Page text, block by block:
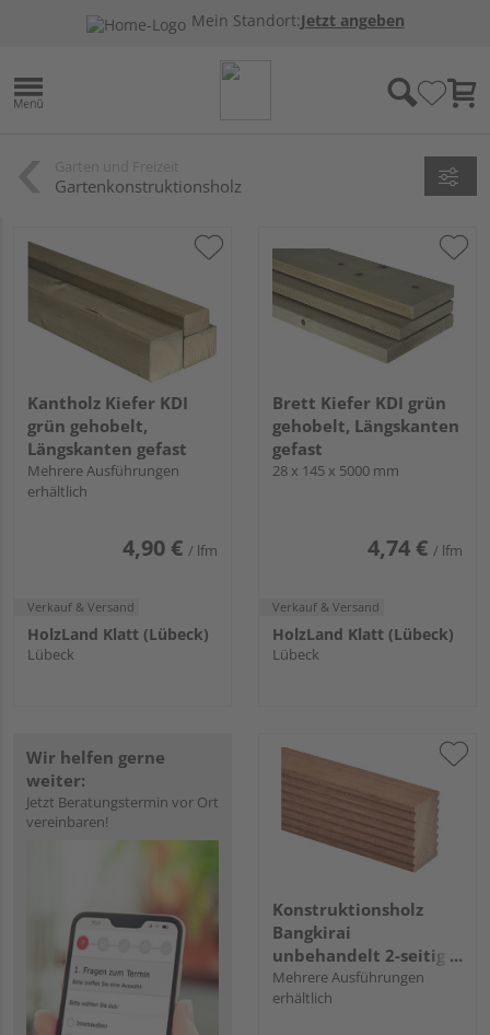
Mein Standort:Jetzt angeben
Gartenkonstruktionsholz
Kantholz Kiefer KDI
grün gehobelt,
Längskanten gefast
Mehrere Ausführungen
erhältlich
4,90 € / lfm
Verkauf & Versand
HolzLand Klatt (Lübeck)
Lübeck
Brett Kiefer KDI grün
gehobelt, Längskanten
gefast
28 x 145 x 5000 mm
4,74 € / lfm
Verkauf & Versand
HolzLand Klatt (Lübeck)
Lübeck
Wir helfen gerne
weiter:
Jetzt Beratungstermin vor Ort
vereinbaren!
Konstruktionsholz
Bangkirai
unbehandelt 2-seitig
geriffelt
Mehrere Ausführungen
erhältlich